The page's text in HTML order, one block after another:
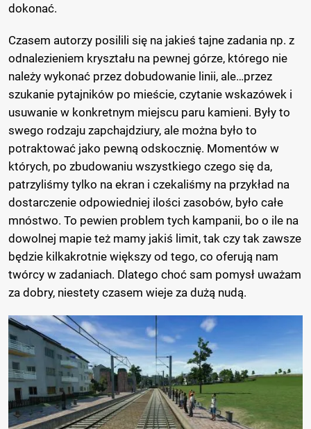
dokonać.
Czasem autorzy posilili się na jakieś tajne zadania np. z
odnalezieniem kryształu na pewnej górze, którego nie
należy wykonać przez dobudowanie linii, ale…przez
szukanie pytajników po mieście, czytanie wskazówek i
usuwanie w konkretnym miejscu paru kamieni. Były to
swego rodzaju zapchajdziury, ale można było to
potraktować jako pewną odskocznię. Momentów w
których, po zbudowaniu wszystkiego czego się da,
patrzyliśmy tylko na ekran i czekaliśmy na przykład na
dostarczenie odpowiedniej ilości zasobów, było całe
mnóstwo. To pewien problem tych kampanii, bo o ile na
dowolnej mapie też mamy jakiś limit, tak czy tak zawsze
będzie kilkakrotnie większy od tego, co oferują nam
twórcy w zadaniach. Dlatego choć sam pomysł uważam
za dobry, niestety czasem wieje za dużą nudą.